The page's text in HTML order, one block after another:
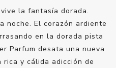
la fantasía dorada.
noche. El corazón ardiente
en la dorada pista
Parfum desata una nueva
y cálida adicción de